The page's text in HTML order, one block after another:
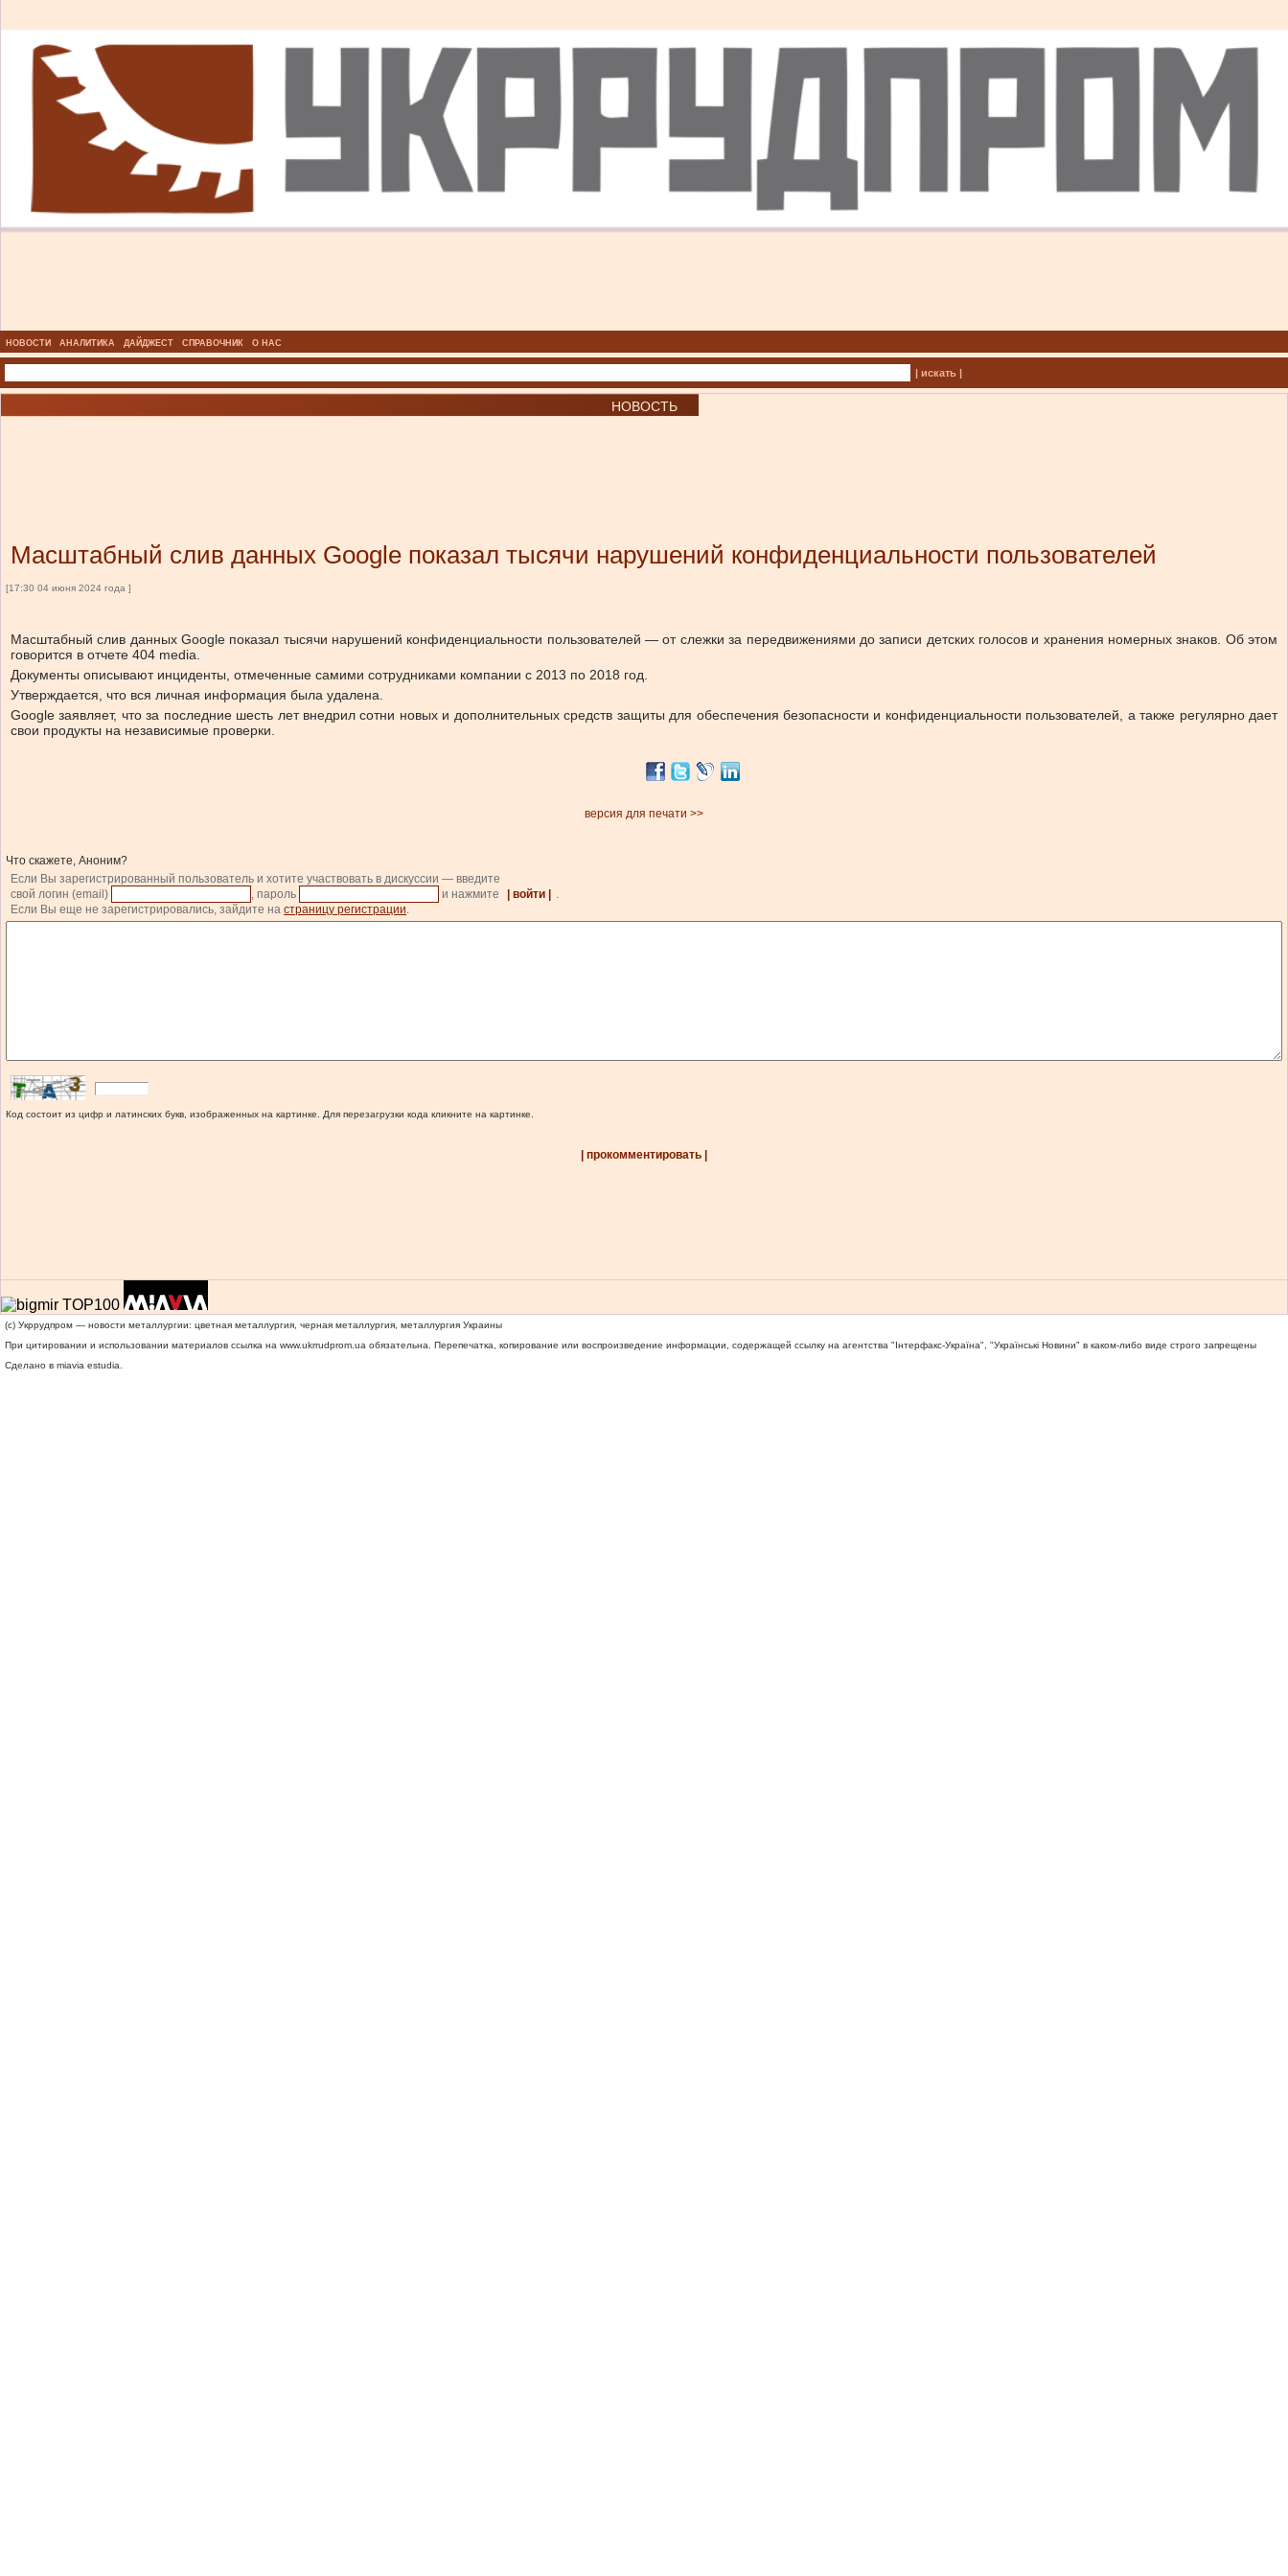
НОВОСТИ АНАЛИТИКА ДАЙДЖЕСТ СПРАВОЧНИК О НАС
| искать |
НОВОСТЬ
Масштабный слив данных Google показал тысячи нарушений конфиденциальности пользователей
[17:30 04 июня 2024 года ]
Масштабный слив данных Google показал тысячи нарушений конфиденциальности пользователей — от слежки за передвижениями до записи детских голосов и хранения номерных знаков. Об этом
говорится в отчете 404 media.
Документы описывают инциденты, отмеченные самими сотрудниками компании с 2013 по 2018 год.
Утверждается, что вся личная информация была удалена.
Google заявляет, что за последние шесть лет внедрил сотни новых и дополнительных средств защиты для обеспечения безопасности и конфиденциальности пользователей, а также регулярно дает
свои продукты на независимые проверки.
версия для печати >>
Что скажете, Аноним?
Если Вы зарегистрированный пользователь и хотите участвовать в дискуссии — введите
свой логин (email)
, пароль и нажмите | войти |
.
Если Вы еще не зарегистрировались, зайдите на страницу регистрации.
Код состоит из цифр и латинских букв, изображенных на картинке. Для перезагрузки кода кликните на картинке.
| прокомментировать |
(c) Укррудпром — новости металлургии: цветная металлургия, черная металлургия, металлургия Украины
При цитировании и использовании материалов ссылка на www.ukrrudprom.ua обязательна. Перепечатка, копирование или воспроизведение информации, содержащей ссылку на агентства "Iнтерфакс-Україна", "Українськi Новини" в каком-либо виде строго запрещены
Сделано в miavia estudia.